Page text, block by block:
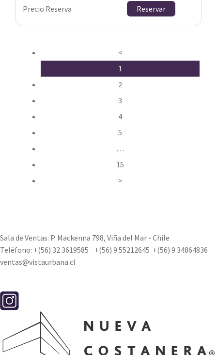
Reservar
<
1
2
3
4
5
…
15
>
Sala de Ventas: P. Mackenna 798, Viña del Mar - Chile
Teléfono: +(56) 32 3619585 +(56) 9 55212645 +(56) 9 34864836
ventas@vistaurbana.cl